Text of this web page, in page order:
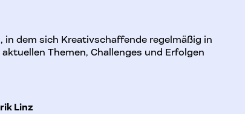
in dem sich Kreativschaffende regelmäßig in
Themen, Challenges und Erfolgen
Linz